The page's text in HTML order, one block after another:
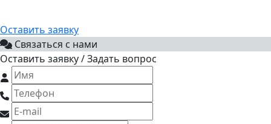
Оставить заявку
Связаться с нами
Оставить заявку / Задать вопрос